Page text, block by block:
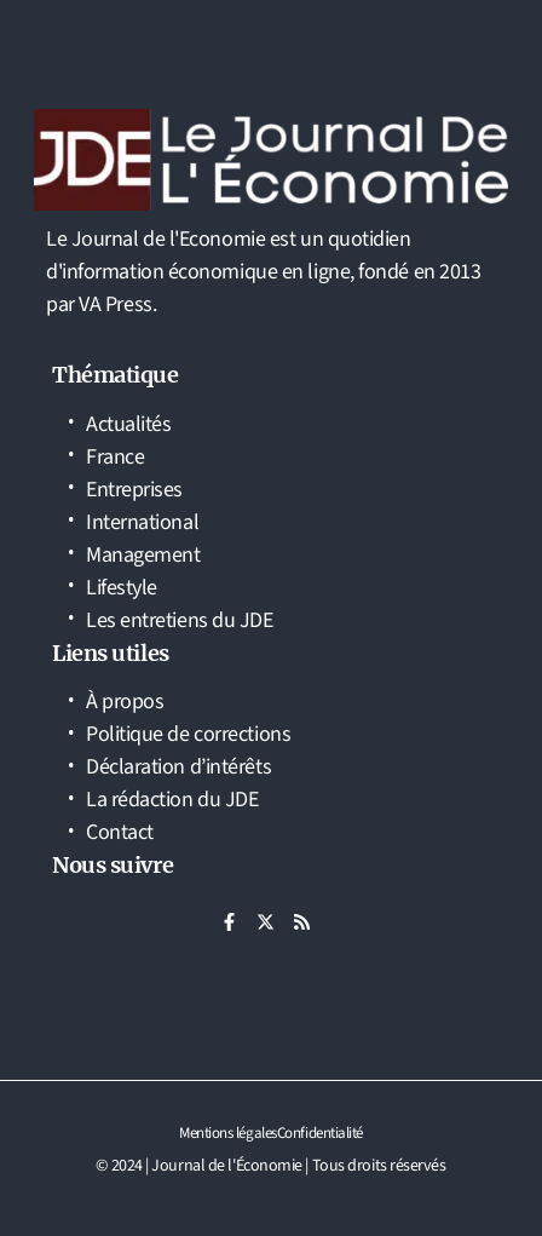
Le Journal de l'Economie est un quotidien
d'information économique en ligne, fondé en 2013
par VA Press.
Thématique
Actualités
France
Entreprises
International
Management
Lifestyle
Les entretiens du JDE
Liens utiles
À propos
Politique de corrections
Déclaration d’intérêts
La rédaction du JDE
Contact
Nous suivre
© 2024 | Journal de l'Économie | Tous droits réservés
Mentions légalesConfidentialité